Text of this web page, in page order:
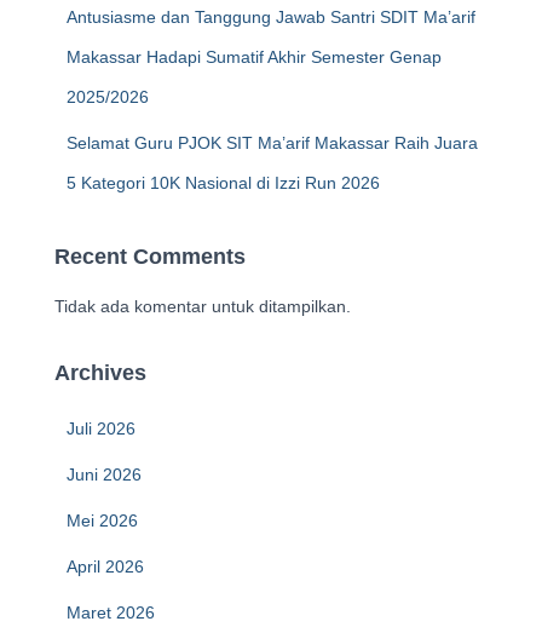
Antusiasme dan Tanggung Jawab Santri SDIT Ma’arif
Makassar Hadapi Sumatif Akhir Semester Genap
2025/2026
Selamat Guru PJOK SIT Ma’arif Makassar Raih Juara
5 Kategori 10K Nasional di Izzi Run 2026
Recent Comments
Tidak ada komentar untuk ditampilkan.
Archives
Juli 2026
Juni 2026
Mei 2026
April 2026
Maret 2026